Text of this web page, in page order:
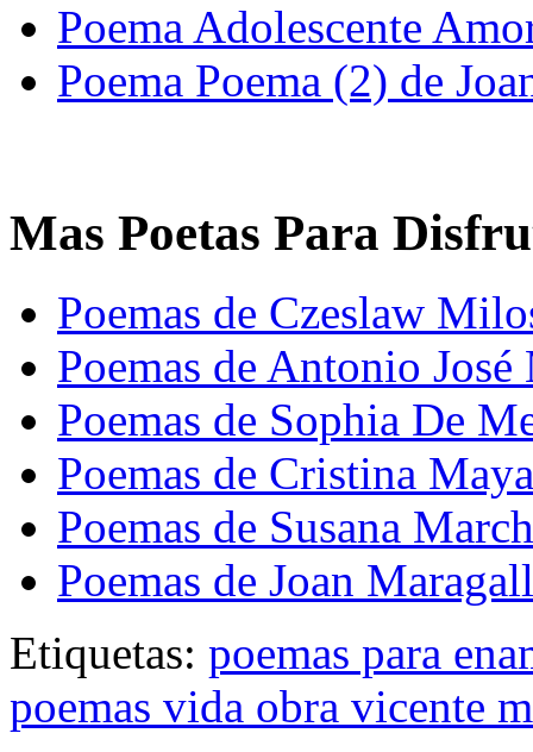
Poema Adolescente
Poema Poema (2) de
Mas Poetas Para
Poemas de Czeslaw
Poemas de Antonio José
Poemas de Sophia De
Poemas de Cristina Maya
Poemas de Susana March
Poemas de Joan Maragall
Etiquetas: poemas para
poemas vida obra vicente